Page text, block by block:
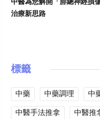
標籤
中藥 中藥調理 中
中醫手法推拿
中醫推